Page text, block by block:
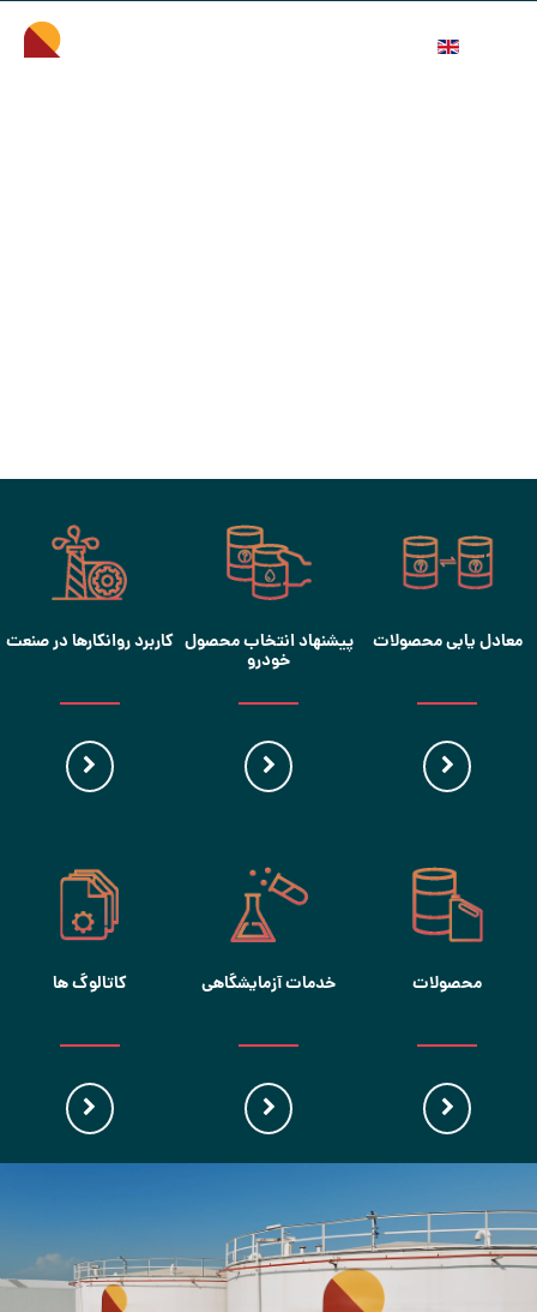
معادل یابی محصولات پیشنهاد انتخاب محصول
خودرو
کاربرد روانکارها در صنعت
محصولات خدمات آزمایشگاهی کاتالوگ ها